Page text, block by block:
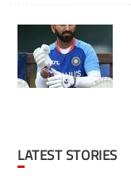
LATEST STORIES